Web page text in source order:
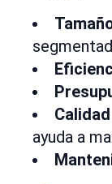
ayuda a